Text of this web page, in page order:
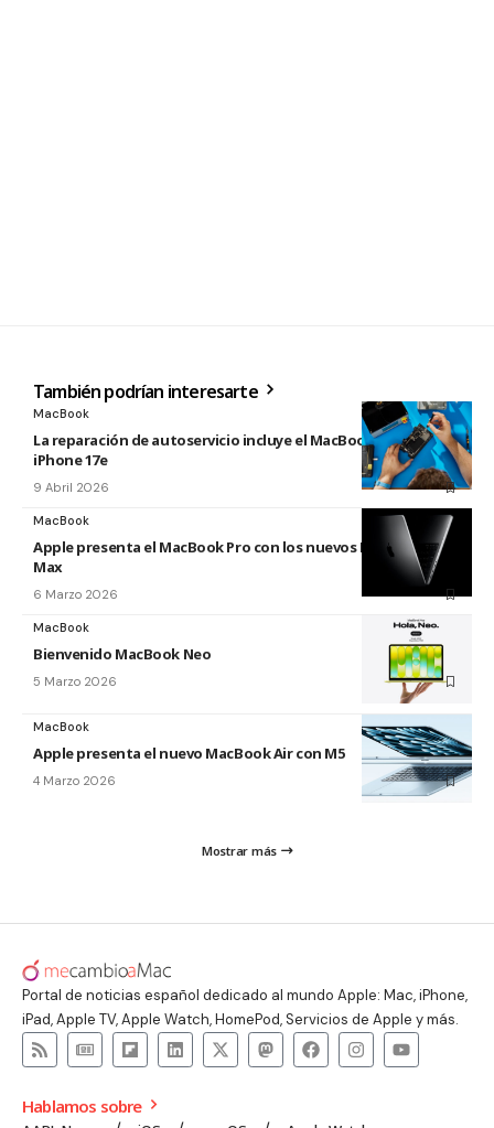
También podrían interesarte
MacBook
La reparación de autoservicio incluye el MacBook Neo y
iPhone 17e
9 Abril 2026
MacBook
Apple presenta el MacBook Pro con los nuevos M5 Pro y M5
Max
6 Marzo 2026
MacBook
Bienvenido MacBook Neo
5 Marzo 2026
MacBook
Apple presenta el nuevo MacBook Air con M5
4 Marzo 2026
Mostrar más
Portal de noticias español dedicado al mundo Apple: Mac, iPhone,
iPad, Apple TV, Apple Watch, HomePod, Servicios de Apple y más.
Hablamos sobre